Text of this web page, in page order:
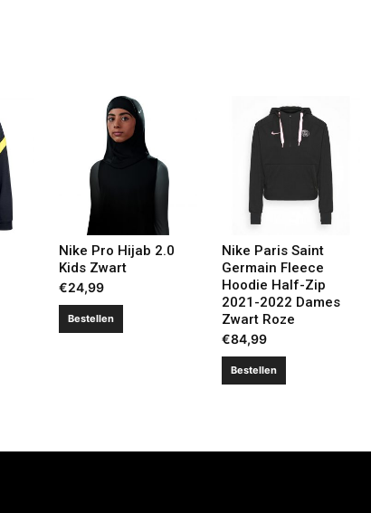
Nike Pro Hijab 2.0
Kids Zwart
€24,99
Bestellen
Nike Paris Saint
Germain Fleece
Hoodie Half-Zip
2021-2022 Dames
Zwart Roze
€84,99
Bestellen